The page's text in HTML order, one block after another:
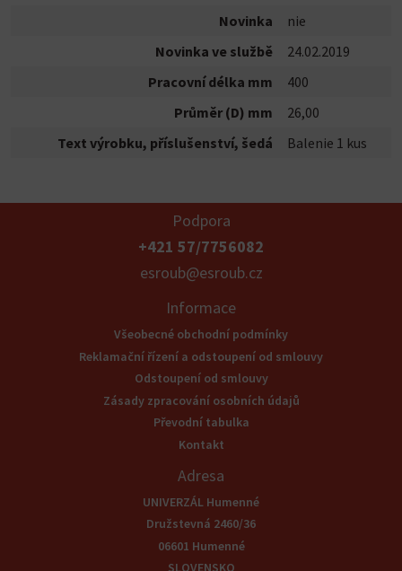
Novinka
nie
Novinka ve službě
24.02.2019
Pracovní délka mm
400
Průměr (D) mm
26,00
Text výrobku, příslušenství, šedá
Balenie 1 kus
Podpora
+421 57/7756082
esroub@esroub.cz
Informace
Všeobecné obchodní podmínky
Reklamační řízení a odstoupení od smlouvy
Odstoupení od smlouvy
Zásady zpracování osobních údajů
Převodní tabulka
Kontakt
Adresa
UNIVERZÁL Humenné
Družstevná 2460/36
06601 Humenné